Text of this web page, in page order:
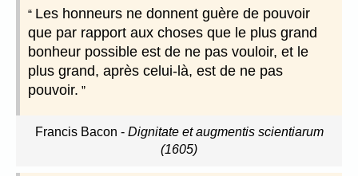
Les honneurs ne donnent guère de pouvoir
que par rapport aux choses que le plus grand
bonheur possible est de ne pas vouloir, et le
plus grand, après celui-là, est de ne pas
pouvoir.
Francis Bacon - Dignitate et augmentis scientiarum
(1605)